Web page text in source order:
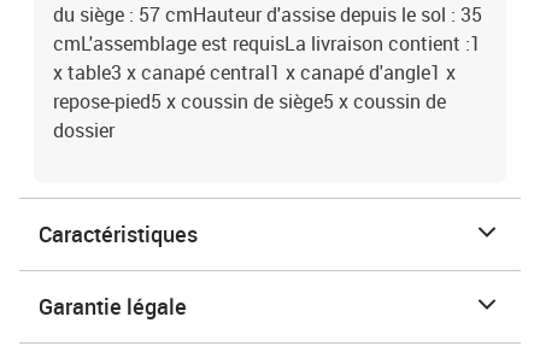
du siège : 57 cmHauteur d'assise depuis le sol : 35
cmL'assemblage est requisLa livraison contient :1
x table3 x canapé central1 x canapé d'angle1 x
repose-pied5 x coussin de siège5 x coussin de
dossier
Caractéristiques
Garantie légale